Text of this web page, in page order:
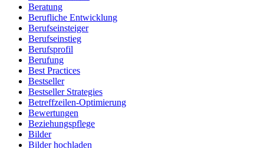
Beratung
Berufliche Entwicklung
Berufseinsteiger
Berufseinstieg
Berufsprofil
Berufung
Best Practices
Bestseller
Bestseller Strategies
Betreffzeilen-Optimierung
Bewertungen
Beziehungspflege
Bilder
Bilder hochladen